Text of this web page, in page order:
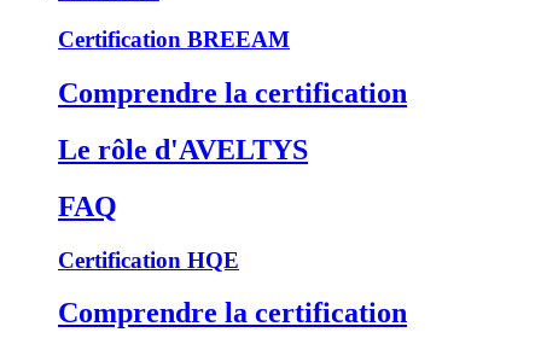
Certification BREEAM
Comprendre la certification
Le rôle d'AVELTYS
FAQ
Certification HQE
Comprendre la certification